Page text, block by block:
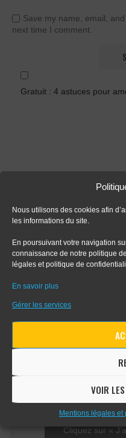
Nous utilisons des cookies afin
les informations du site.
En poursuivant votre navigation
connaissance de notre politique
légales et politique de
En savoir plus
Gérer les services
VOIR
Mentions légales
Save my name, email,
next time I comment.
Gratuit : 4 astuces pour
- Apprendre le digital painting
Cliquez sur «